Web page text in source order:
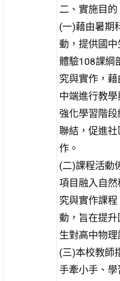
二、實施目的
(一)藉由暑期
動，提供國
體驗108課綱
究與實作，藉
中端進行教學
強化學習階段
聯結，促進
作。
(二)課程活動
項目融入自
究與實作課
動，旨在提
生對高中物理
(三)本校教師
手牽小手、學